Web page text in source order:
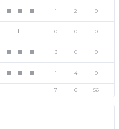
1 2 9
0 0 0
3 0 9
1 4 9
7 6 56